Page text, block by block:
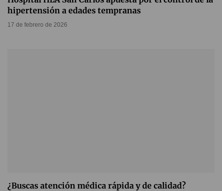
hipertensión a edades tempranas
17 de febrero de 2026
¿Buscas atención médica rápida y de calidad?